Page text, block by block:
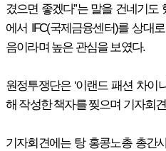
겼으면 좋겠다”는 말을 건네기도
에서 IFC(국제금융센터)를 상대
음이라며 높은 관심을 보였다.
원정투쟁단은 ‘이랜드 패션 차이
해 작성한 책자를 찢으며 기자회
기자회견에는 탕 홍콩노총 총간